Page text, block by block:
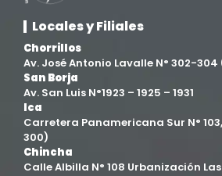
Locales y Filiales
Chorrillos
Av. José Antonio Lavalle N° 302-
San Borja
Av. San Luis N°1923 – 1925 – 1931
Ica
Carretera Panamericana Sur N° 103,
300)
Chincha
Calle Albilla N° 108 Urbanización